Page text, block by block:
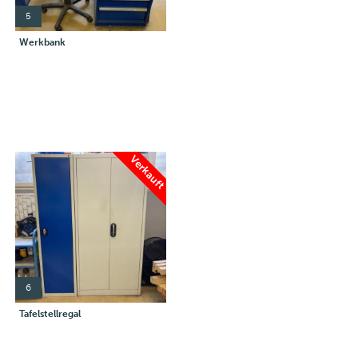
5
Werkbank
Verkauft
6
Tafelstellregal